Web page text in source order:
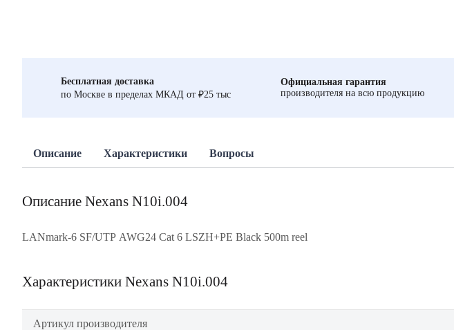
Бесплатная доставка
по Москве в пределах МКАД от ₽25 тыс
Официальная гарантия
производителя на всю продукцию
Описание Характеристики Вопросы
Описание Nexans N10i.004
LANmark-6 SF/UTP AWG24 Cat 6 LSZH+PE Black 500m reel
Характеристики Nexans N10i.004
Артикул производителя